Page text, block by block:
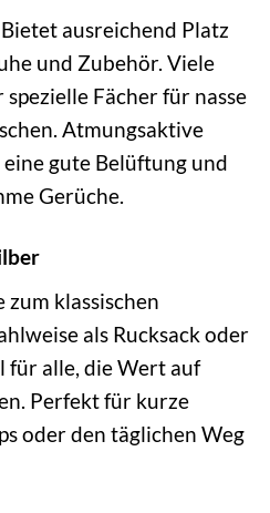
ausreichend Platz
und Zubehör. Viele
Fächer für nasse
Atmungsaktive
gute Belüftung und
Gerüche.
klassischen
als Rucksack oder
für alle, die Wert auf
Perfekt für kurze
oder den täglichen Weg